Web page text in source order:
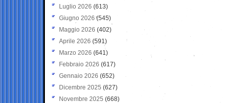
Luglio 2026 (613)
Giugno 2026 (545)
Maggio 2026 (402)
Aprile 2026 (591)
Marzo 2026 (641)
Febbraio 2026 (617)
Gennaio 2026 (652)
Dicembre 2025 (627)
Novembre 2025 (668)